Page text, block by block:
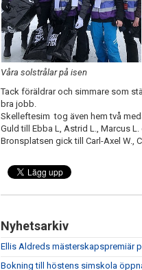
Våra solstrålar på isen
Tack föräldrar och simmare som
bra jobb.
Skelleftesim tog även hem två
Guld till Ebba L, Astrid L., Marcus
Bronsplatsen gick till Carl-Axel W.,
Nyhetsarkiv
Ellis Aldreds mästerskapspremiär
Bokning till höstens simskola